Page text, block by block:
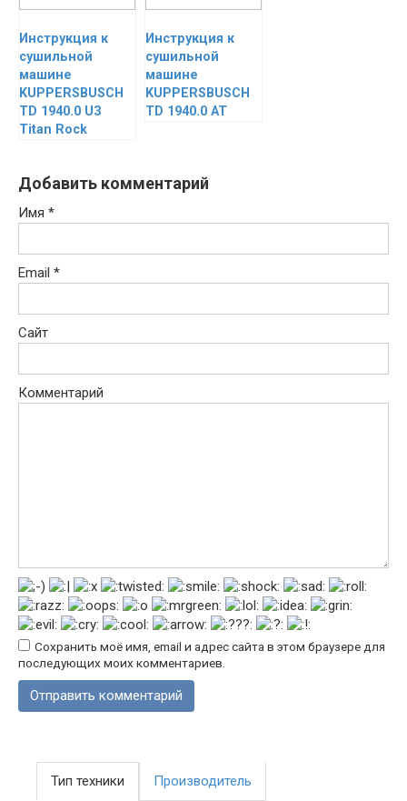
Инструкция к
сушильной
машине
KUPPERSBUSCH
TD 1940.0 U3
Titan Rock
Инструкция к
сушильной
машине
KUPPERSBUSCH
TD 1940.0 AT
Добавить комментарий
Имя *
Email *
Сайт
Комментарий
Сохранить моё имя, email и адрес сайта в этом браузере для
последующих моих комментариев.
Тип техники Производитель